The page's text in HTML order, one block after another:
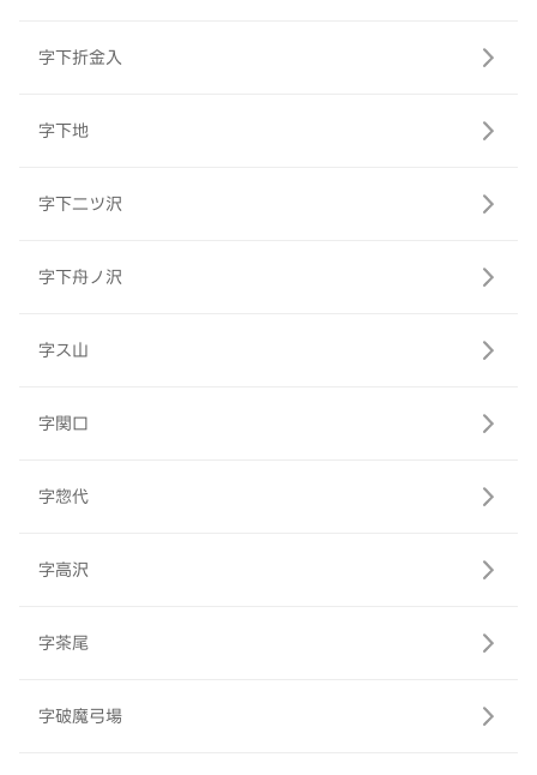
字下折金入
字下地
字下二ツ沢
字下舟ノ沢
字ス山
字関口
字惣代
字高沢
字茶尾
字破魔弓場